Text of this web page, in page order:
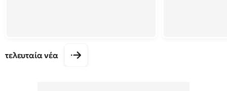
τελευταία νέα